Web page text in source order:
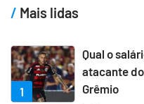
Mais lidas
1
Qual o
atacante
Grêmio